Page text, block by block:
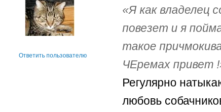
Ответить пользователю
Я как владелец
повезет и я
такое
ЧЕремах привет !
Регулярно
любовь